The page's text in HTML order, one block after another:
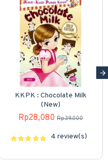
KKPK : Chocolate Milk
(New)
Rp28,080 Rp39,000
4 review(s)